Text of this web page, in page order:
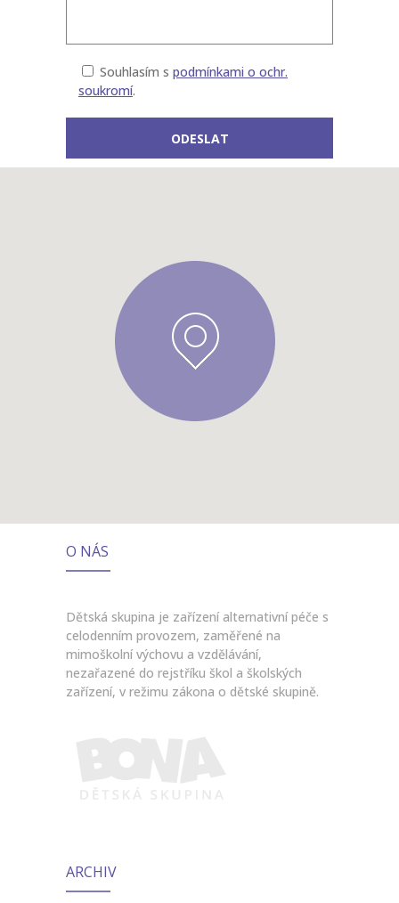
Souhlasím s podmínkami o ochr.
soukromí.
O NÁS
Dětská skupina je zařízení alternativní péče s
celodenním provozem, zaměřené na
mimoškolní výchovu a vzdělávání,
nezařazené do rejstříku škol a školských
zařízení, v režimu zákona o dětské skupině.
ARCHIV